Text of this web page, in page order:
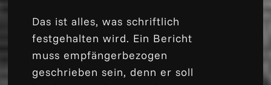
Das ist alles, was schriftlich
festgehalten wird. Ein Bericht
muss empfängerbezogen
geschrieben sein, denn er soll